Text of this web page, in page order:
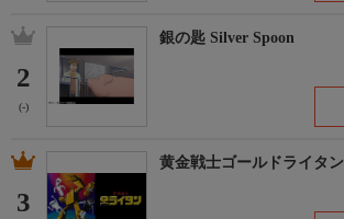
2
(-)
銀の匙 Silver Spoon
3
黄金戦士ゴールドライタン